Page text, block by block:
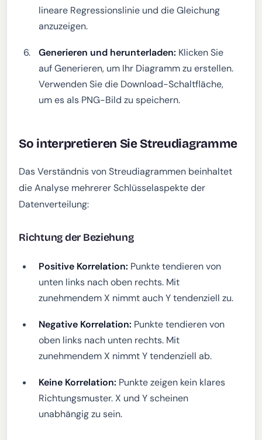
lineare Regressionslinie und die Gleichung
anzuzeigen.
Generieren und herunterladen: Klicken Sie
auf Generieren, um Ihr Diagramm zu erstellen.
Verwenden Sie die Download-Schaltfläche,
um es als PNG-Bild zu speichern.
So interpretieren Sie Streudiagramme
Das Verständnis von Streudiagrammen beinhaltet
die Analyse mehrerer Schlüsselaspekte der
Datenverteilung:
Richtung der Beziehung
Positive Korrelation: Punkte tendieren von
unten links nach oben rechts. Mit
zunehmendem X nimmt auch Y tendenziell zu.
Negative Korrelation: Punkte tendieren von
oben links nach unten rechts. Mit
zunehmendem X nimmt Y tendenziell ab.
Keine Korrelation: Punkte zeigen kein klares
Richtungsmuster. X und Y scheinen
unabhängig zu sein.